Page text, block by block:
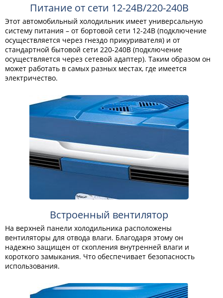
Питание от сети 12-24В/220-240В
Этот автомобильный холодильник имеет универсальную
систему питания – от бортовой сети 12-24В (подключение
осуществляется через гнездо прикуривателя) и от
стандартной бытовой сети 220-240В (подключение
осуществляется через сетевой адаптер). Таким образом он
может работать в самых разных местах, где имеется
электричество.
Встроенный вентилятор
На верхней панели холодильника расположены
вентиляторы для отвода влаги. Благодаря этому он
надежно защищен от скопления внутренней влаги и
короткого замыкания. Что обеспечивает безопасность
использования.